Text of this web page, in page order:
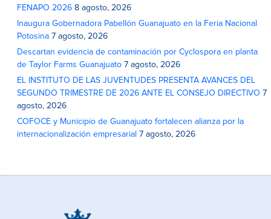
FENAPO 2026 8 agosto, 2026
Inaugura Gobernadora Pabellón Guanajuato en la Feria Nacional
Potosina 7 agosto, 2026
Descartan evidencia de contaminación por Cyclospora en planta
de Taylor Farms Guanajuato 7 agosto, 2026
EL INSTITUTO DE LAS JUVENTUDES PRESENTA AVANCES DEL
SEGUNDO TRIMESTRE DE 2026 ANTE EL CONSEJO DIRECTIVO 7
agosto, 2026
COFOCE y Municipio de Guanajuato fortalecen alianza por la
internacionalización empresarial 7 agosto, 2026